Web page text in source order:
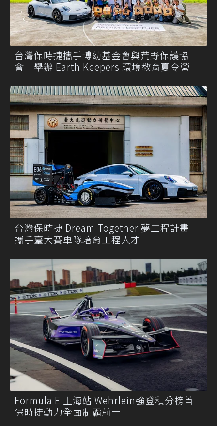
台灣保時捷攜手博幼基金會與荒野保護協
會 舉辦 Earth Keepers 環境教育夏令營
台灣保時捷 Dream Together 夢工程計畫
攜手臺大賽車隊培育工程人才
Formula E 上海站 Wehrlein強登積分榜首
保時捷動力全面制霸前十